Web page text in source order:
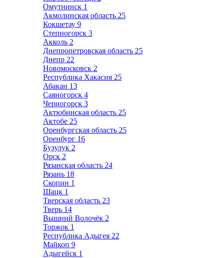
Омутнинск 1
Акмолинская область 25
Кокшетау 9
Степногорск 3
Акколь 2
Днепропетровская область 25
Днепр 22
Новомосковск 2
Республика Хакасия 25
Абакан 13
Саяногорск 4
Черногорск 3
Актюбинская область 25
Актобе 25
Оренбургская область 25
Оренбург 16
Бузулук 2
Орск 2
Рязанская область 24
Рязань 18
Скопин 1
Шацк 1
Тверская область 23
Тверь 14
Вышний Волочёк 2
Торжок 1
Республика Адыгея 22
Майкоп 9
Адыгейск 1